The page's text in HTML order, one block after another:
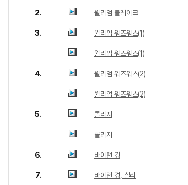
2. 윌리엄 블레이크
3. 윌리엄 워즈워스(1)
윌리엄 워즈워스(1)
4. 윌리엄 워즈워스(2)
윌리엄 워즈워스(2)
5. 콜리지
콜리지
6. 바이런 경
7. 바이런 경, 셜리